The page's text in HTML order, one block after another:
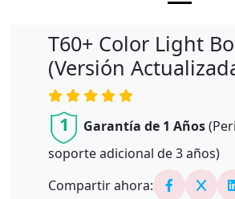
T60+ Color Light
(versión
1 Garantía de 1 Años
soporte adicional de3años)
Compartir ahora: